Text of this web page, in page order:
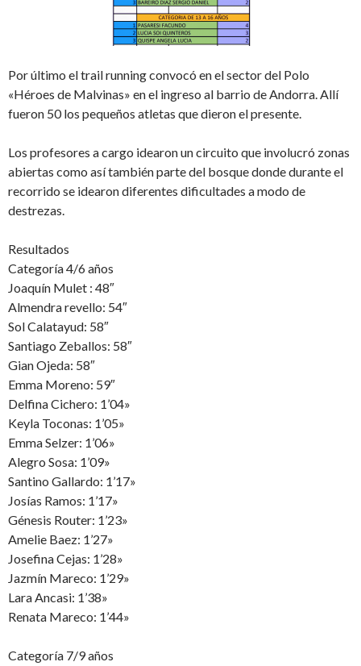
Por último el trail running convocó en el sector del Polo
«Héroes de Malvinas» en el ingreso al barrio de Andorra. Allí
fueron 50 los pequeños atletas que dieron el presente.
Los profesores a cargo idearon un circuito que involucró zonas
abiertas como así también parte del bosque donde durante el
recorrido se idearon diferentes dificultades a modo de
destrezas.
Resultados
Categoría 4/6 años
Joaquín Mulet : 48″
Almendra revello: 54″
Sol Calatayud: 58″
Santiago Zeballos: 58″
Gian Ojeda: 58″
Emma Moreno: 59″
Delfina Cichero: 1’04»
Keyla Toconas: 1’05»
Emma Selzer: 1’06»
Alegro Sosa: 1’09»
Santino Gallardo: 1’17»
Josías Ramos: 1’17»
Génesis Router: 1’23»
Amelie Baez: 1’27»
Josefina Cejas: 1’28»
Jazmín Mareco: 1’29»
Lara Ancasi: 1’38»
Renata Mareco: 1’44»
Categoría 7/9 años